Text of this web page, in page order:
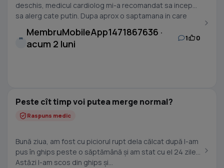
deschis, medicul cardiolog mi-a recomandat sa incep
sa alerg cate putin. Dupa aprox o saptamana in care
M
MembruMobileApp1471867636 ·
acum 2 luni
1 0
Peste cît timp voi putea merge normal?
Raspuns medic
Bună ziua, am fost cu piciorul rupt dela călcat după l-am
pus în ghips peste o săptămână și am stat cu el 24 zile
Astăzi l-am scos din ghips și...